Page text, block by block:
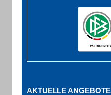
AKTUELLE ANGEBOTE